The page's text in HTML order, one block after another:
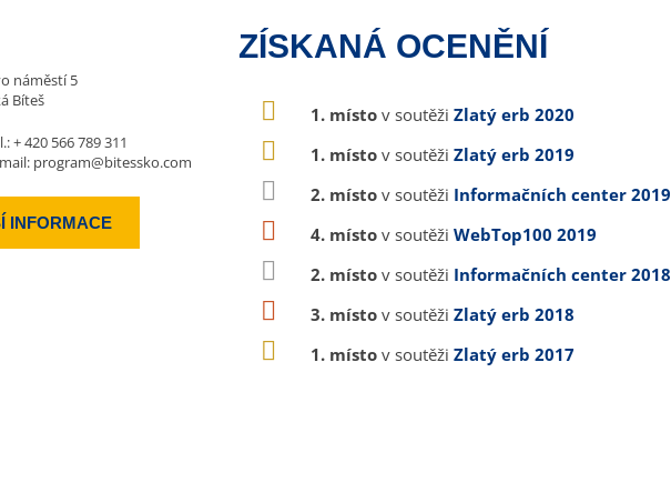
náměstí 5
Bíteš
+ 420 566 789 311
program@bitessko.com
INFORMACE
ZÍSKANÁ OCENĚNÍ
1. místo v soutěži Zlatý erb 2020
1. místo v soutěži Zlatý erb 2019
2. místo v soutěži Informačních center 2019
4. místo v soutěži WebTop100 2019
2. místo v soutěži Informačních center 2018
3. místo v soutěži Zlatý erb 2018
1. místo v soutěži Zlatý erb 2017